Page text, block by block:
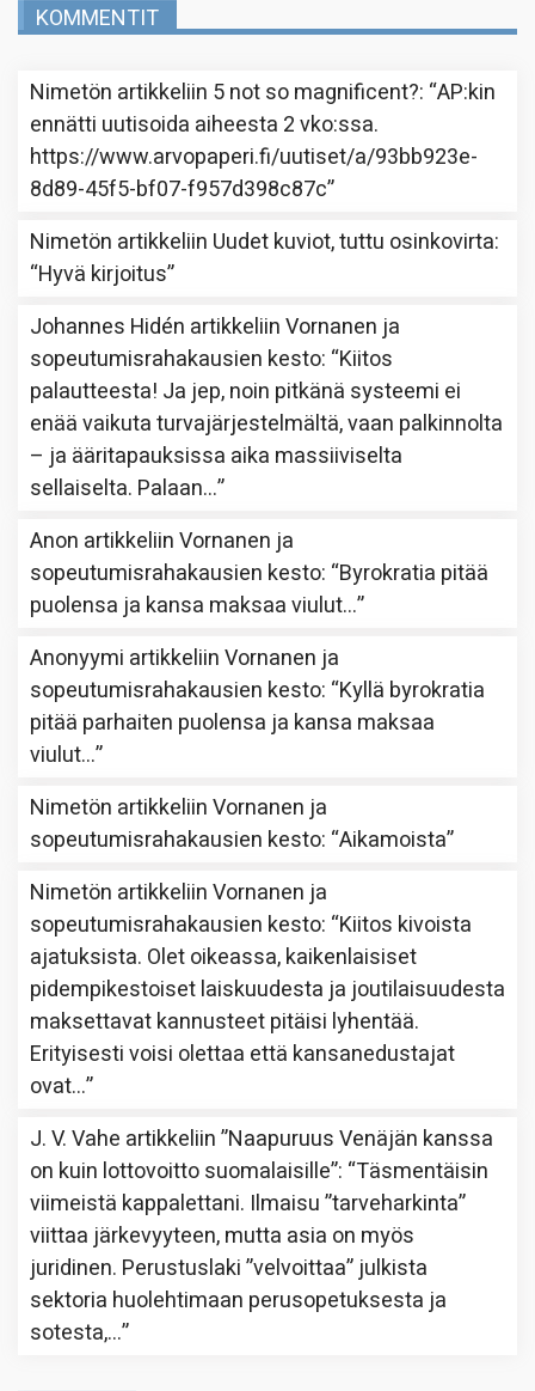
KOMMENTIT
Nimetön artikkeliin 5 not so magnificent?: “AP:kin
ennätti uutisoida aiheesta 2 vko:ssa.
https://www.arvopaperi.fi/uutiset/a/93bb923e-
8d89-45f5-bf07-f957d398c87c”
Nimetön artikkeliin Uudet kuviot, tuttu osinkovirta:
“Hyvä kirjoitus”
Johannes Hidén artikkeliinVornanen ja
sopeutumisrahakausien kesto: “Kiitos
palautteesta! Ja jep, noin pitkänä systeemi ei
enää vaikuta turvajärjestelmältä, vaan palkinnolta
– ja ääritapauksissa aika massiiviselta
sellaiselta. Palaan…”
Anon artikkeliinVornanen ja
sopeutumisrahakausien kesto: “Byrokratia pitää
puolensa ja kansa maksaa viulut…”
Anonyymi artikkeliinVornanen ja
sopeutumisrahakausien kesto: “Kyllä byrokratia
pitää parhaiten puolensa ja kansa maksaa
viulut…”
Nimetön artikkeliinVornanen ja
sopeutumisrahakausien kesto: “Aikamoista”
Nimetön artikkeliinVornanen ja
sopeutumisrahakausien kesto: “Kiitos kivoista
ajatuksista. Olet oikeassa, kaikenlaisiset
pidempikestoiset laiskuudesta ja joutilaisuudesta
maksettavat kannusteet pitäisi lyhentää.
Erityisesti voisi olettaa että kansanedustajat
ovat…”
J. V. Vahe artikkeliin”Naapuruus Venäjän kanssa
on kuin lottovoitto suomalaisille”: “Täsmentäisin
viimeistä kappalettani. Ilmaisu ”tarveharkinta”
viittaa järkevyyteen, mutta asia on myös
juridinen. Perustuslaki ”velvoittaa” julkista
sektoria huolehtimaan perusopetuksesta ja
sotesta,…”